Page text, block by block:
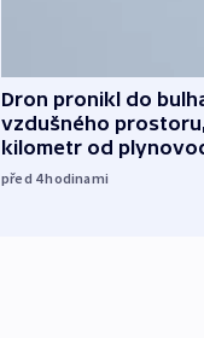
Dron pronikl do
vzdušného
kilometr od
před 4hodinami